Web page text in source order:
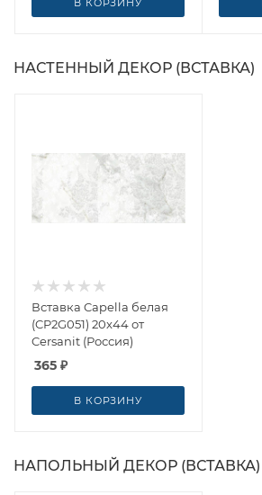
В КОРЗИНУ
НАСТЕННЫЙ ДЕКОР (ВСТАВКА)
Вставка Capella белая
(CP2G051) 20x44 от
Cersanit (Россия)
365 ₽
В КОРЗИНУ
НАПОЛЬНЫЙ ДЕКОР (ВСТАВКА)